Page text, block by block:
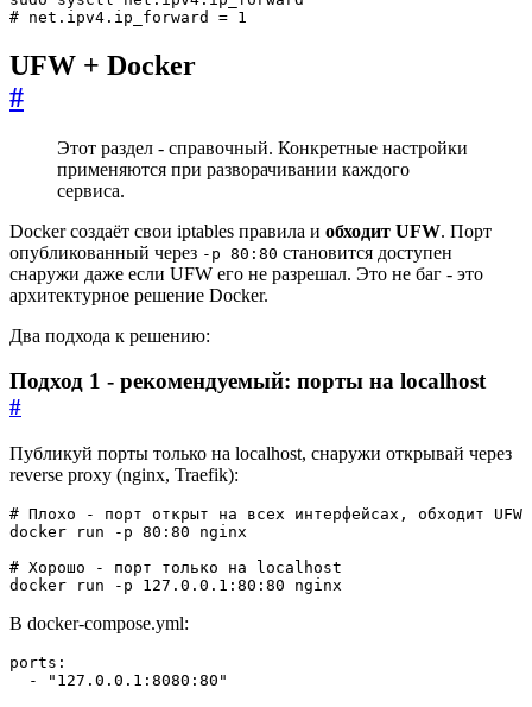
# net.ipv4.ip_forward = 1
UFW + Docker
#
Этот раздел - справочный. Конкретные настройки
применяются при разворачивании каждого
сервиса.
Docker создаёт свои iptables правила и обходит UFW. Порт
опубликованный через -p 80:80 становится доступен
снаружи даже если UFW его не разрешал. Это не баг - это
архитектурное решение Docker.
Два подхода к решению:
Подход 1 - рекомендуемый: порты на localhost
#
Публикуй порты только на localhost, снаружи открывай через
reverse proxy (nginx, Traefik):
# Плохо - порт открыт на всех интерфейсах, обходит UFW
# Хорошо - порт только на localhost
docker run -p 127.0.0.1:80:80 nginx
В docker-compose.yml:
ports :
-
"127.0.0.1:8080:80"